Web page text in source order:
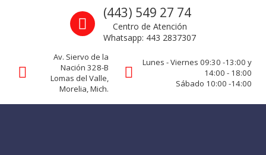
La seguridad de su empresa es nuestro negocio.
Call us
(443) 549 27 74
Centro de Atención
Whatsapp: 443 2837307
Av. Siervo de la
Nación 328-B
Lomas del Valle,
Morelia, Mich.
Lunes - Viernes 09:30 -13:00 y
14:00 - 18:00
Sábado 10:00 -14:00